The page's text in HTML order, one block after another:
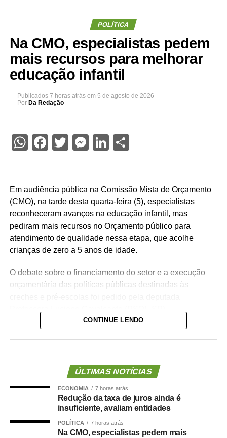
POLÍTICA
Na CMO, especialistas pedem
mais recursos para melhorar
educação infantil
Publicados 7 horas atrás em 5 de agosto de 2026
Por Da Redação
WhatsApp
Facebook
TwitterMessenger
LinkedIn
Em audiência pública na Comissão Mista de Orçamento
(CMO), na tarde desta quarta-feira (5), especialistas
reconheceram avanços na educação infantil, mas
pediram mais recursos no Orçamento público para
atendimento de qualidade nessa etapa, que acolhe
crianças de zero a 5 anos de idade.
O debate sobre o financiamento do setor e a execução
orçamentária das políticas públicas destinadas às
— Estamos aqui pensando e discutindo o Orçamento do
de acompanhamento e rastreio dos recursos públicos
O deputado estadual Carlos Giannazi (PSOL-SP), que
também é professor, afirmou que a qualidade da
educação infantil passa pela discussão de vários temas,
CONTINUE LENDO
ÚLTIMAS NOTÍCIAS
ECONOMIA 7 horas atrás
Redução da taxa de juros ainda é
insuficiente, avaliam entidades
POLÍTICA 7 horas atrás
Na CMO, especialistas pedem mais